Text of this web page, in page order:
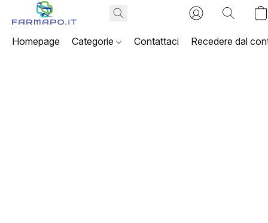
Homepage Categorie Contattaci Recedere dal